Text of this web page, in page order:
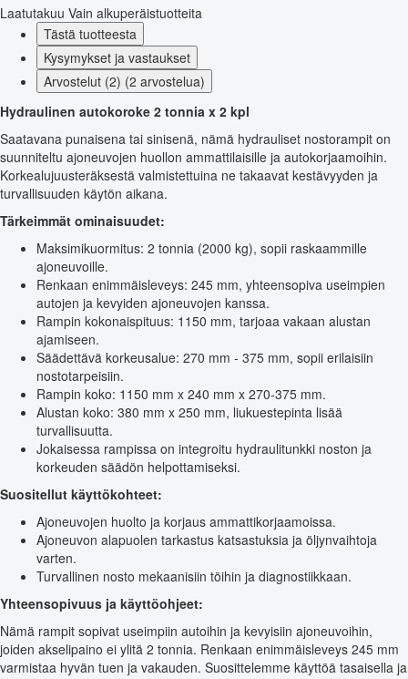
Laatutakuu Vain alkuperäistuotteita
Tästä tuotteesta
Kysymykset ja vastaukset
Arvostelut (2) (2 arvostelua)
Hydraulinen autokoroke 2 tonnia x 2 kpl
Saatavana punaisena tai sinisenä, nämä hydrauliset nostorampit on
suunniteltu ajoneuvojen huollon ammattilaisille ja autokorjaamoihin.
Korkealujuusteräksestä valmistettuina ne takaavat kestävyyden ja
turvallisuuden käytön aikana.
Tärkeimmät ominaisuudet:
Maksimikuormitus: 2 tonnia (2000 kg), sopii raskaammille
ajoneuvoille.
Renkaan enimmäisleveys: 245 mm, yhteensopiva useimpien
autojen ja kevyiden ajoneuvojen kanssa.
Rampin kokonaispituus: 1150 mm, tarjoaa vakaan alustan
ajamiseen.
Säädettävä korkeusalue: 270 mm - 375 mm, sopii erilaisiin
nostotarpeisiin.
Rampin koko: 1150 mm x 240 mm x 270-375 mm.
Alustan koko: 380 mm x 250 mm, liukuestepinta lisää
turvallisuutta.
Jokaisessa rampissa on integroitu hydraulitunkki noston ja
korkeuden säädön helpottamiseksi.
Suositellut käyttökohteet:
Ajoneuvojen huolto ja korjaus ammattikorjaamoissa.
Ajoneuvon alapuolen tarkastus katsastuksia ja öljynvaihtoja
varten.
Turvallinen nosto mekaanisiin töihin ja diagnostiikkaan.
Yhteensopivuus ja käyttöohjeet:
Nämä rampit sopivat useimpiin autoihin ja kevyisiin ajoneuvoihin,
joiden akselipaino ei ylitä 2 tonnia. Renkaan enimmäisleveys 245 mm
varmistaa hyvän tuen ja vakauden. Suosittelemme käyttöä tasaisella ja